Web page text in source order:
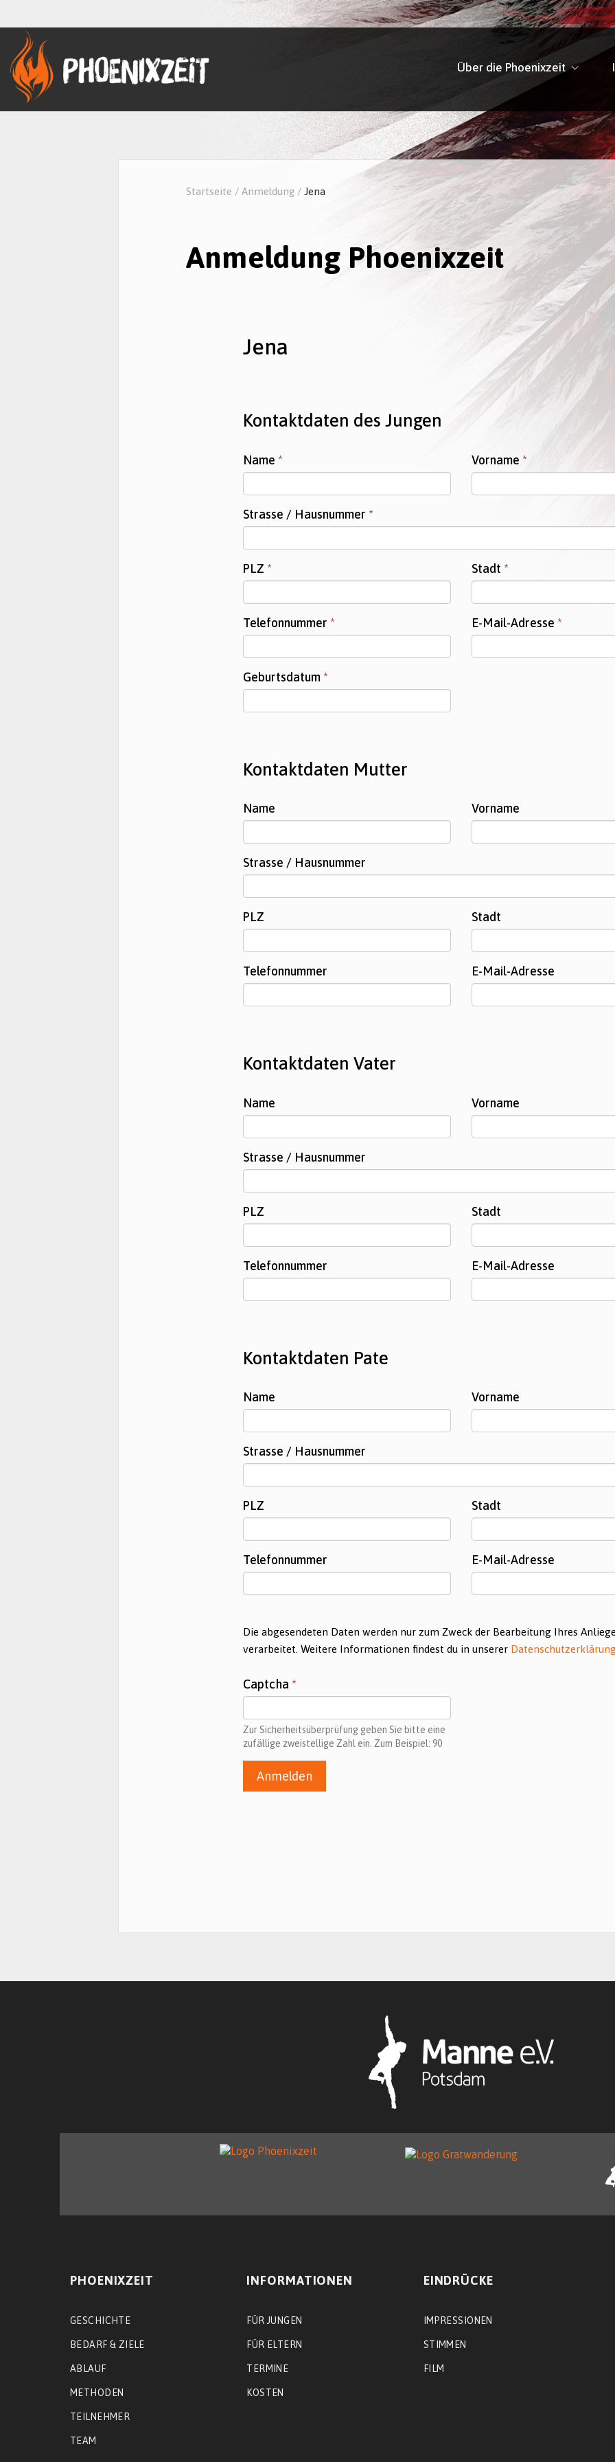
Über die Phoenixzeit
Startseite /Anmeldung / Jena
Anmeldung Phoenixzeit
Jena
Kontaktdaten des Jungen
Name * Vorname *
Strasse / Hausnummer *
PLZ * Stadt *
Telefonnummer * E-Mail-Adresse *
Geburtsdatum *
Kontaktdaten Mutter
Name Vorname
Strasse / Hausnummer
PLZ Stadt
Telefonnummer E-Mail-Adresse
Kontaktdaten Vater
Name Vorname
Strasse / Hausnummer
PLZ Stadt
Telefonnummer E-Mail-Adresse
Kontaktdaten Pate
Name Vorname
Strasse / Hausnummer
PLZ Stadt
Telefonnummer E-Mail-Adresse
Die abgesendeten Daten werden nur zum Zweck der Bearbeitung Ihres
verarbeitet. Weitere Informationen findest du in unserer
Captcha *
Zur Sicherheitsüberprüfung geben Sie bitte eine
zufällige zweistellige Zahl ein. Zum Beispiel: 90
Anmelden
PHOENIXZEIT
GESCHICHTE
BEDARF & ZIELE
ABLAUF
METHODEN
TEILNEHMER
TEAM
INFORMATIONEN
FÜR JUNGEN
FÜR ELTERN
TERMINE
KOSTEN
EINDRÜCKE
IMPRESSIONEN
STIMMEN
FILM